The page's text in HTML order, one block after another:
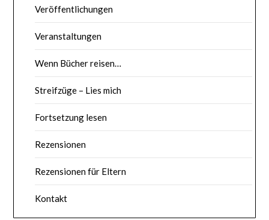
Veröffentlichungen
Veranstaltungen
Wenn Bücher reisen…
Streifzüge – Lies mich
Fortsetzung lesen
Rezensionen
Rezensionen für Eltern
Kontakt